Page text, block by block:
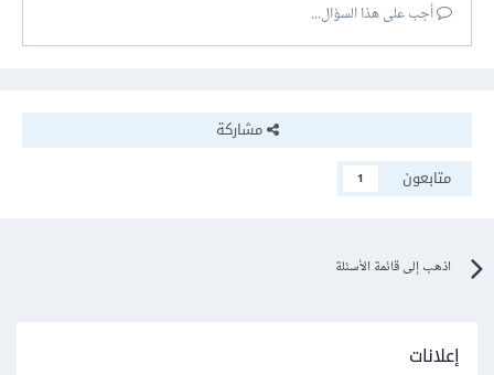
أجب على هذا السؤال...
مشاركة
متابعون
1
اذهب إلى قائمة الأسئلة
إعلانات